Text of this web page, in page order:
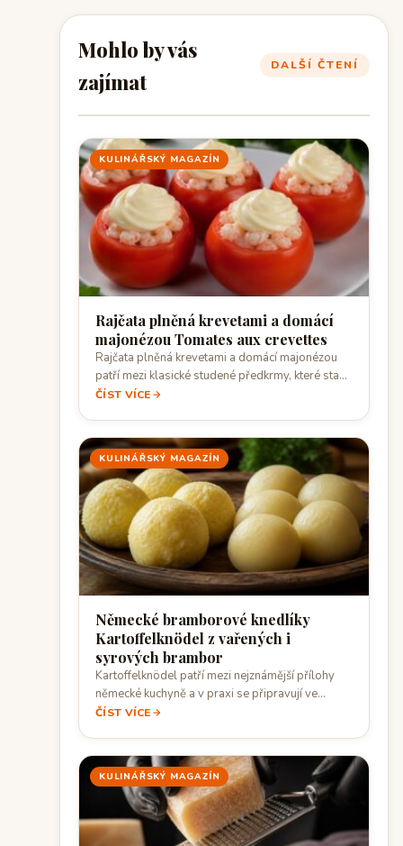
Mohlo by vás
zajímat
DALŠÍ ČTENÍ
KULINÁŘSKÝ MAGAZÍN
Rajčata plněná krevetami a domácí
majonézou Tomates aux crevettes
Rajčata plněná krevetami a domácí majonézou
patří mezi klasické studené předkrmy, které staví
na…
ČÍST VÍCE
KULINÁŘSKÝ MAGAZÍN
Německé bramborové knedlíky
Kartoffelknödel z vařených i
syrových brambor
Kartoffelknödel patří mezi nejznámější přílohy
německé kuchyně a v praxi se připravují ve
dvou…
ČÍST VÍCE
KULINÁŘSKÝ MAGAZÍN